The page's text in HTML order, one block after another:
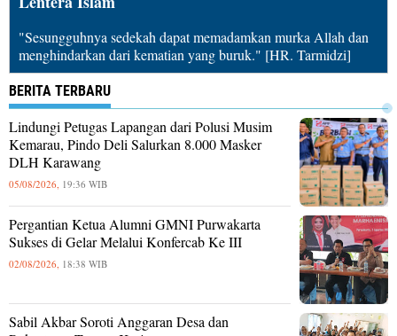
"Sesungguhnya sedekah dapat memadamkan murka Allah dan
menghindarkan dari kematian yang buruk." [HR. Tarmidzi]
BERITA TERBARU
Lindungi Petugas Lapangan dari Polusi Musim
Kemarau, Pindo Deli Salurkan 8.000 Masker
DLH Karawang
05/08/2026, 19:36 WIB
Pergantian Ketua Alumni GMNI Purwakarta
Sukses di Gelar Melalui Konfercab Ke III
02/08/2026, 18:38 WIB
Sabil Akbar Soroti Anggaran Desa dan